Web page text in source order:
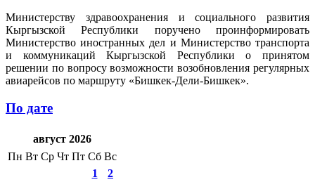
Министерству здравоохранения и социального развития
Кыргызской Республики поручено проинформировать
Министерство иностранных дел и Министерство транспорта
и коммуникаций Кыргызской Республики о принятом
решении по вопросу возможности возобновления регулярных
авиарейсов по маршруту «Бишкек-Дели-Бишкек».
По дате
август 2026
Пн Вт Ср Чт Пт Сб Вс
1
2